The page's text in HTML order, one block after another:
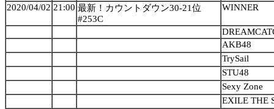
2020/04/02 21:00 最新！カウントダウン30-21位
#253C
WINNER
AKB48
TrySail
STU48
Sexy Zone
EXILE THE